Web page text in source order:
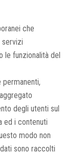
che
servizi
le funzionalità del
permanenti,
degli utenti sul
ed i contenuti
modo non
sono raccolti